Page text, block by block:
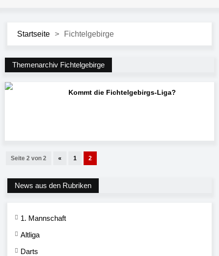
Startseite > Fichtelgebirge
Themenarchiv Fichtelgebirge
Kommt die Fichtelgebirgs-Liga?
Seite 2 von 2 « 1 2
News aus den Rubriken
1. Mannschaft
Altliga
Darts